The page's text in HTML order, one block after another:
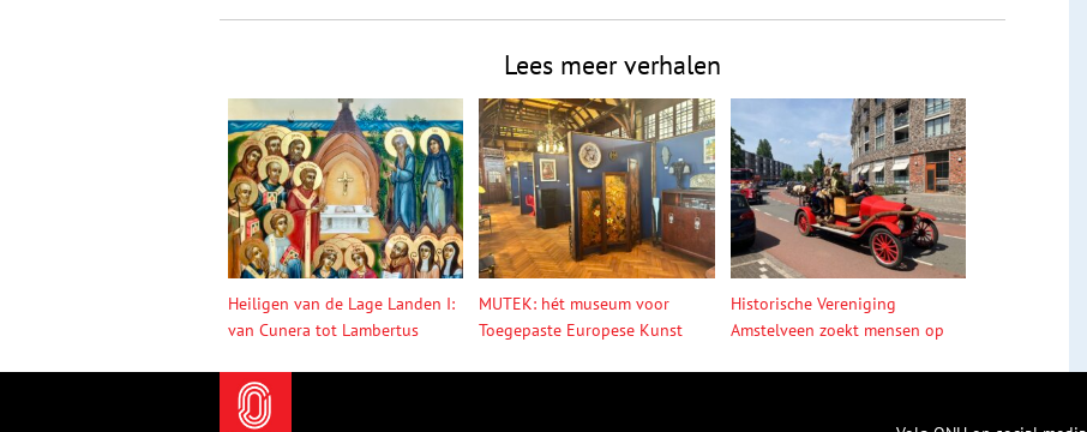
Lees meer verhalen
Heiligen van de Lage Landen I:
van Cunera tot Lambertus
MUTEK: hét museum voor
Toegepaste Europese Kunst
Historische Vereniging
Amstelveen zoekt mensen op